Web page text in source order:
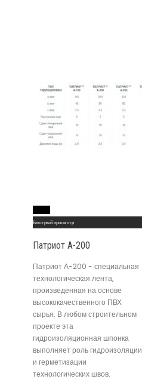
Быстрый просмотр
Патриот А-200
Патриот А-200 - специальная
технологическая лента,
произведенная на основе
высококачественного ПВХ
сырья. В любом строительном
проекте эта
гидроизоляционная шпонка
выполняет роль гидроизоляции
и герметизации
технологических швов.